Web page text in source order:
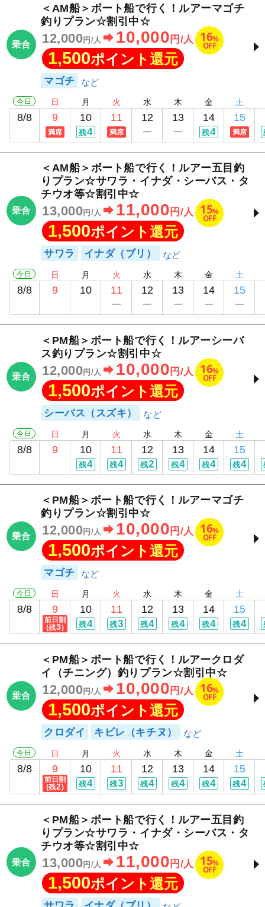
乗合
＜AM船＞ボート船で行く！ルアーマゴチ
釣りプラン☆割引中☆
12,000 円/人 10,000 円/人 16%
OFF
1,500ポイント還元
マゴチ
今日
8/8
日
9
満席
月
10
残4
火
11
満席
水
12
木
13
金
14
残4
土
15
満席
乗合
＜AM船＞ボート船で行く！ルアー五目釣
りプラン☆サワラ・イナダ・シーバス・タ
チウオ等☆割引中☆
13,000 円/人 11,000 円/人 15%
OFF
1,500ポイント還元
サワラ イナダ（ブリ）
今日
8/8
日
9
月
10
火
11
水
12
木
13
金
14
土
15
乗合
＜PM船＞ボート船で行く！ルアーシーバ
ス釣りプラン☆割引中☆
12,000 円/人 10,000 円/人 16%
OFF
1,500ポイント還元
シーバス（スズキ）
今日
8/8
日
9
月
10
残4
火
11
残4
水
12
残2
木
13
残4
金
14
残4
土
15
残4
乗合
＜PM船＞ボート船で行く！ルアーマゴチ
釣りプラン☆割引中☆
12,000 円/人 10,000 円/人 16%
OFF
1,500ポイント還元
マゴチ
今日
8/8
日
9
前日割
(残3)
月
10
残4
火
11
残3
水
12
残4
木
13
残4
金
14
残4
土
15
残4
乗合
＜PM船＞ボート船で行く！ルアークロダ
イ（チニング）釣りプラン☆割引中☆
12,000 円/人 10,000 円/人 16%
OFF
1,500ポイント還元
クロダイ キビレ（キチヌ）
今日
8/8
日
9
前日割
(残2)
月
10
残4
火
11
残3
水
12
残4
木
13
残4
金
14
残4
土
15
残4
乗合
＜PM船＞ボート船で行く！ルアー五目釣
りプラン☆サワラ・イナダ・シーバス・タ
チウオ等☆割引中☆
13,000円/人 11,000 円/人 15%
OFF
1,500ポイント還元